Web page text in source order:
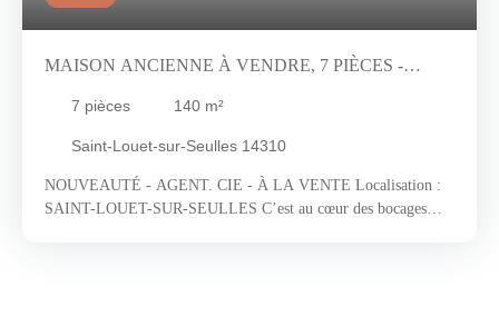
MAISON ANCIENNE À VENDRE, 7 PIÈCES -
7 pièces 140 m²
Saint-Louet-sur-Seulles 14310
NOUVEAUTÉ - AGENT. CIE - À LA VENTE Localisation :
SAINT-LOUET-SUR-SEULLES C’est au cœur des bocages